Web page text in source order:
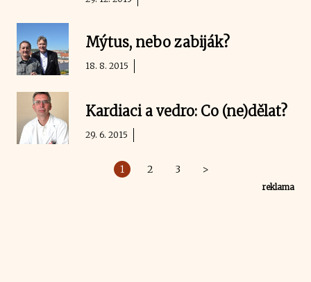
Mýtus, nebo zabiják?
18. 8. 2015
Kardiaci a vedro: Co (ne)dělat?
29. 6. 2015
1 2 3 >
reklama